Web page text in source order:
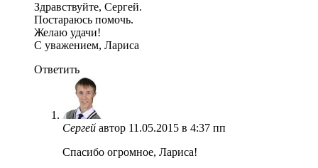
Здравствуйте, Сергей.
Постараюсь помочь.
Желаю удачи!
С уважением, Лариса
Ответить
Сергей автор 11.05.2015 в 4:37 пп
Спасибо огромное, Лариса!